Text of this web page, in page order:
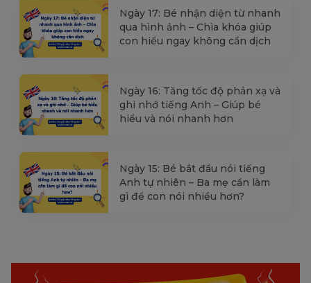
Ngày 17: Bé nhận diện từ nhanh
qua hình ảnh – Chìa khóa giúp
con hiểu ngay không cần dịch
Ngày 16: Tăng tốc độ phản xạ và
ghi nhớ tiếng Anh – Giúp bé
hiểu và nói nhanh hơn
Ngày 15: Bé bắt đầu nói tiếng
Anh tự nhiên – Ba mẹ cần làm
gì để con nói nhiều hơn?